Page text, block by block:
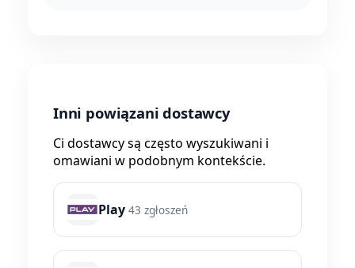
Inni powiązani dostawcy
Ci dostawcy są często wyszukiwani i
omawiani w podobnym kontekście.
Play 43 zgłoszeń